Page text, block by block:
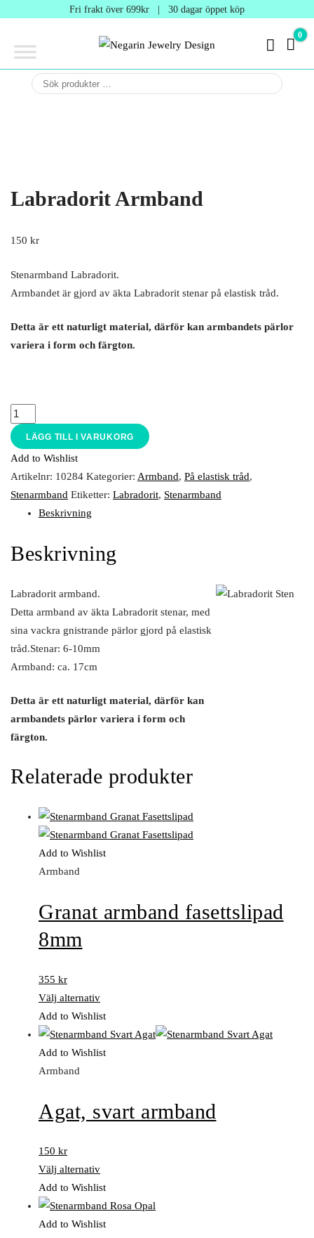
Design
Fri frakt över 699kr | 30 dagar öppet köp
NEGARIN
0 kr
0
Labradorit Armband
150 kr
Stenarmband Labradorit.
Armbandet är gjord av äkta Labradorit stenar på elastisk tråd.
Detta är ett naturligt material, därför kan armbandets pärlor
variera i form och färgton.
LÄGG TILL I VARUKORG
Add to Wishlist
Artikelnr: 10284 Kategorier: Armband, På elastisk tråd,
Stenarmband Etiketter: Labradorit, Stenarmband
Beskrivning
Beskrivning
Labradorit armband.
Detta armband av äkta Labradorit stenar, med
sina vackra gnistrande pärlor gjord på elastisk
tråd.Stenar: 6-10mm
Armband: ca. 17cm
Detta är ett naturligt material, därför kan
armbandets pärlor variera i form och
färgton.
Relaterade produkter
Add to Wishlist
Armband
Granat armband fasettslipad
8mm
355 kr
Välj alternativ
Add to Wishlist
Add to Wishlist
Armband
Agat, svart armband
150 kr
Välj alternativ
Add to Wishlist
Add to Wishlist